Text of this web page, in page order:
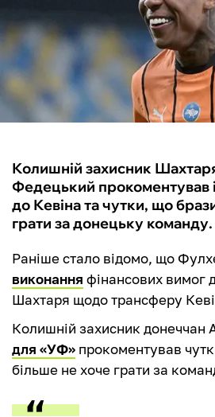
ІНШІ
БУКМЕКЕРИ
Колишній захисник
Федецький прокоментував
до Кевіна та чутки, що
грати за донецьку команду.
Раніше стало відомо, що
виконання фінансових вимог
Шахтаря щодо трансферу
Колишній захисник донеччан
для «УФ» прокоментував
більше не хоче грати за